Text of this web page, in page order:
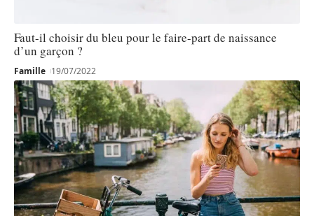
Faut-il choisir du bleu pour le faire-part de naissance
d’un garçon ?
Famille 19/07/2022